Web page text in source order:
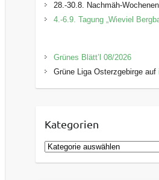
28.-30.8. Nachmäh-
4.-6.9. Tagung „Wieviel
Grünes Blätt’l 08/2026
Grüne Liga Osterzgebirge auf
Kategorien
K
a